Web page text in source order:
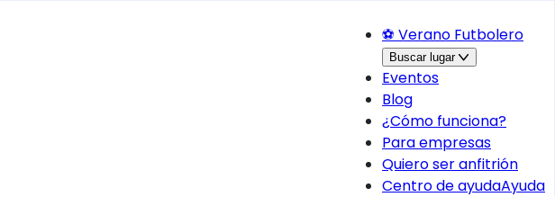
⚽ Verano Futbolero
Buscar lugar
Eventos
Blog
¿Cómo funciona?
Para empresas
Quiero ser anfitrión
Centro de ayudaAyuda